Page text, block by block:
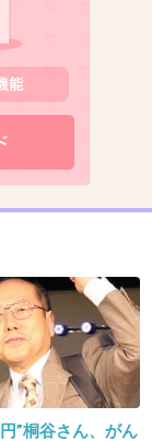
ンものばか
-4
”桐谷さん、がん